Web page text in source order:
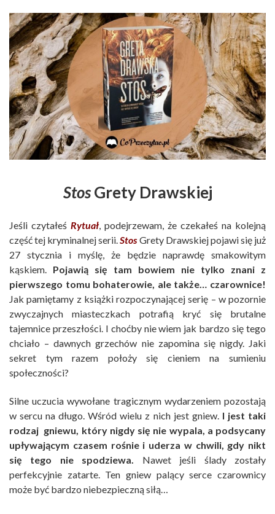
StosGrety Drawskiej
Jeśli czytałeś Rytuał, podejrzewam, że czekałeś na kolejną
część tej kryminalnej serii.Stos Grety Drawskiej pojawi się już
27 stycznia i myślę, że będzie naprawdę smakowitym
kąskiem. Pojawią się tam bowiem nie tylko znani z
pierwszego tomu bohaterowie, ale także… czarownice!
Jak pamiętamy z książki rozpoczynającej serię – w pozornie
zwyczajnych miasteczkach potrafią kryć się brutalne
tajemnice przeszłości. I choćby nie wiem jak bardzo się tego
chciało – dawnych grzechów nie zapomina się nigdy. Jaki
sekret tym razem położy się cieniem na sumieniu
społeczności?
Silne uczucia wywołane tragicznym wydarzeniem pozostają
w sercu na długo. Wśród wielu z nich jest gniew.I jest taki
rodzaj gniewu, który nigdy się nie wypala, a podsycany
upływającym czasem rośnie i uderza w chwili, gdy nikt
się tego nie spodziewa. Nawet jeśli ślady zostały
perfekcyjnie zatarte. Ten gniew palący serce czarownicy
może być bardzo niebezpieczną siłą…